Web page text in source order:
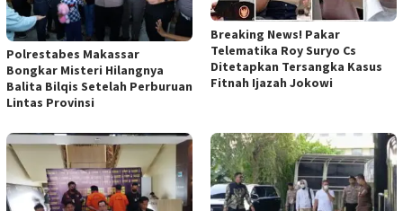
Polrestabes Makassar
Bongkar Misteri Hilangnya
Balita Bilqis Setelah Perburuan
Lintas Provinsi
Breaking News! Pakar
Telematika Roy Suryo Cs
Ditetapkan Tersangka Kasus
Fitnah Ijazah Jokowi